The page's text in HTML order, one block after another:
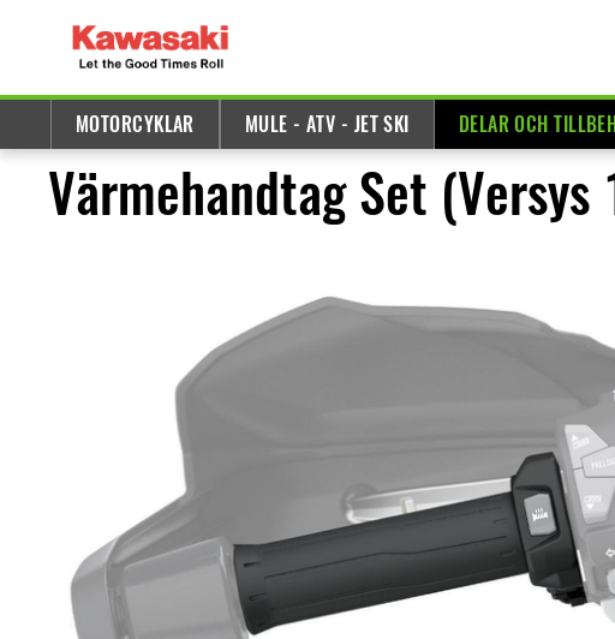
MOTORCYKLAR MULE - ATV - JET SKI DELAR OCH
Värmehandtag Set (Versys